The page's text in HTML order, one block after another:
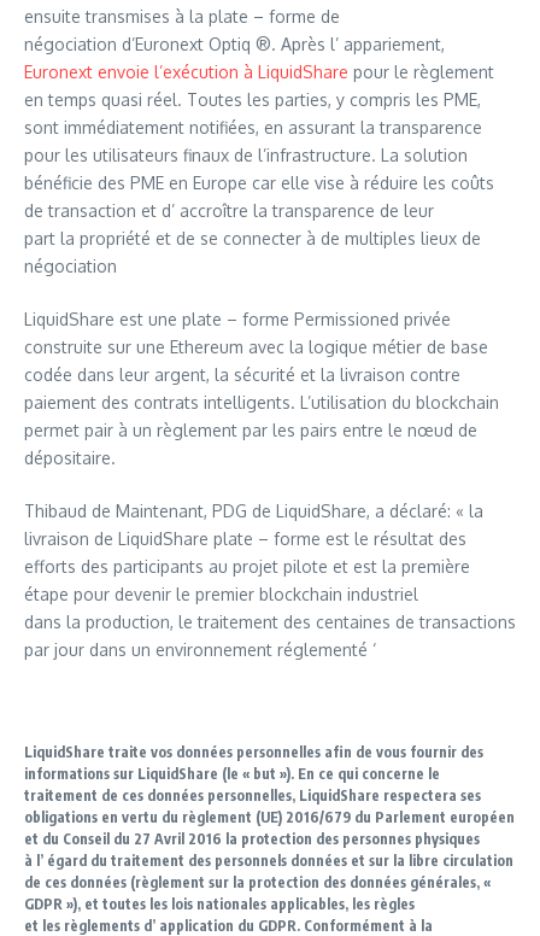
ensuite transmises à la plate – forme de
négociation d’Euronext Optiq ®. Après l’ appariement,
Euronext envoie l’exécution à LiquidShare pour le règlement
en temps quasi réel. Toutes les parties, y compris les PME,
sont immédiatement notifiées, en assurant la transparence
pour les utilisateurs finaux de l’infrastructure. La solution
bénéficie des PME en Europe car elle vise à réduire les coûts
de transaction et d’ accroître la transparence de leur
part la propriété et de se connecter à de multiples lieux de
négociation
LiquidShare est une plate – forme Permissioned privée
construite sur une Ethereum avec la logique métier de base
codée dans leur argent, la sécurité et la livraison contre
paiement des contrats intelligents. L’utilisation du blockchain
permet pair à un règlement par les pairs entre le nœud de
dépositaire.
Thibaud de Maintenant, PDG de LiquidShare, a déclaré: « la
livraison de LiquidShare plate – forme est le résultat des
efforts des participants au projet pilote et est la première
étape pour devenir le premier blockchain industriel
dans la production, le traitement des centaines de transactions
par jour dans un environnement réglementé ‘
LiquidShare traite vos données personnelles afin de vous fournir des
informations sur LiquidShare (le « but »). En ce qui concerne le
traitement de ces données personnelles, LiquidShare respectera ses
obligations en vertu du règlement (UE) 2016/679 du Parlement européen
et du Conseil du 27 Avril 2016 la protection des personnes physiques
à l’ égard du traitement des personnels données et sur la libre circulation
de ces données (règlement sur la protection des données générales, «
GDPR »), et toutes les lois nationales applicables, les règles
et les règlements d’ application du GDPR. Conformément à la